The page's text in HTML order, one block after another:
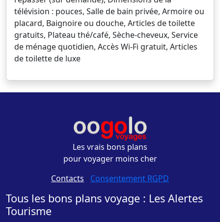
télévision : pouces, Salle de bain privée, Armoire ou
placard, Baignoire ou douche, Articles de toilette
gratuits, Plateau thé/café, Sèche-cheveux, Service
de ménage quotidien, Accès Wi-Fi gratuit, Articles
de toilette de luxe
Les vrais bons plans
pour voyager moins cher
Contacts - Consentement RGPD
Tous les bons plans voyage : Les Alertes
Tourisme